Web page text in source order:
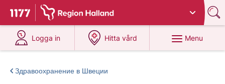
To start page for 1177
Du har valt region Halland
Logga in
at 1177.se
Hitta vård
at 1177.se
Menu
Здравоохранение в Швеции